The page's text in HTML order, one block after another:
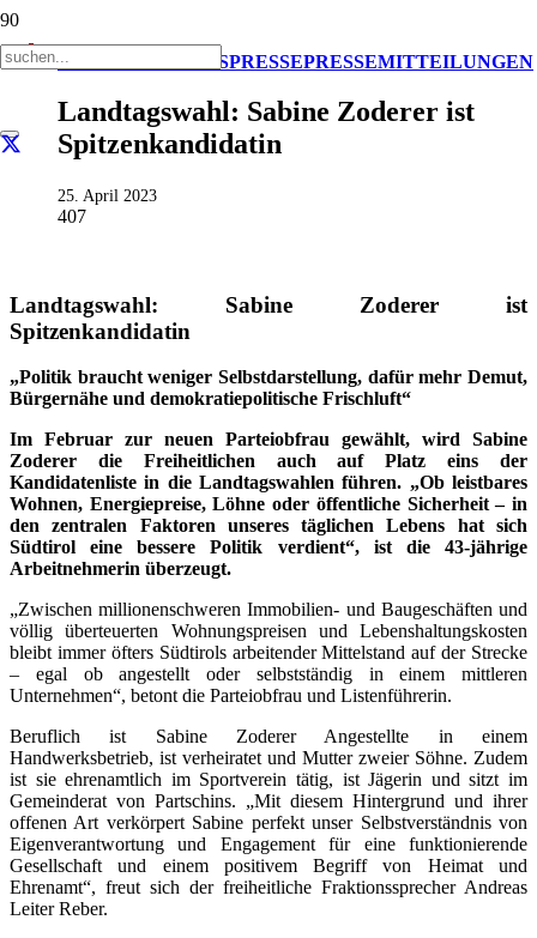
AKTUELL IMPULSPRESSEPRESSEMITTEILUNGEN
Landtagswahl: Sabine Zoderer ist
Spitzenkandidatin
25. April 2023
407
Landtagswahl: Sabine Zoderer ist
Spitzenkandidatin
„Politik braucht weniger Selbstdarstellung, dafür mehr Demut,
Bürgernähe und demokratiepolitische Frischluft“
Im Februar zur neuen Parteiobfrau gewählt, wird Sabine
Zoderer die Freiheitlichen auch auf Platz eins der
Kandidatenliste in die Landtagswahlen führen. „Ob leistbares
Wohnen, Energiepreise, Löhne oder öffentliche Sicherheit – in
den zentralen Faktoren unseres täglichen Lebens hat sich
Südtirol eine bessere Politik verdient“, ist die 43-jährige
Arbeitnehmerin überzeugt.
„Zwischen millionenschweren Immobilien- und Baugeschäften und
völlig überteuerten Wohnungspreisen und Lebenshaltungskosten
bleibt immer öfters Südtirols arbeitender Mittelstand auf der Strecke
– egal ob angestellt oder selbstständig in einem mittleren
Unternehmen“, betont die Parteiobfrau und Listenführerin.
Beruflich ist Sabine Zoderer Angestellte in einem
Handwerksbetrieb, ist verheiratet und Mutter zweier Söhne. Zudem
ist sie ehrenamtlich im Sportverein tätig, ist Jägerin und sitzt im
Gemeinderat von Partschins. „Mit diesem Hintergrund und ihrer
offenen Art verkörpert Sabine perfekt unser Selbstverständnis von
Eigenverantwortung und Engagement für eine funktionierende
Gesellschaft und einem positivem Begriff von Heimat und
Ehrenamt“, freut sich der freiheitliche Fraktionssprecher Andreas
Leiter Reber.